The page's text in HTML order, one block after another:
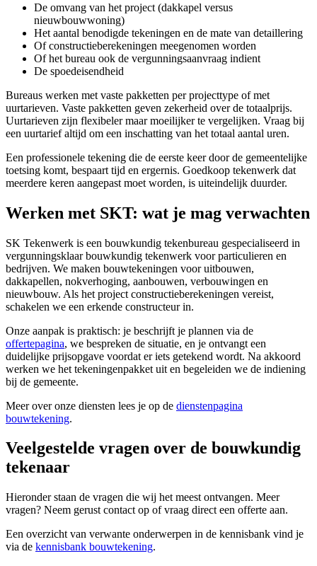
De omvang van het project (dakkapel versus
nieuwbouwwoning)
Het aantal benodigde tekeningen en de mate van detaillering
Of constructieberekeningen meegenomen worden
Of het bureau ook de vergunningsaanvraag indient
De spoedeisendheid
Bureaus werken met vaste pakketten per projecttype of met
uurtarieven. Vaste pakketten geven zekerheid over de totaalprijs.
Uurtarieven zijn flexibeler maar moeilijker te vergelijken. Vraag bij
een uurtarief altijd om een inschatting van het totaal aantal uren.
Een professionele tekening die de eerste keer door de gemeentelijke
toetsing komt, bespaart tijd en ergernis. Goedkoop tekenwerk dat
meerdere keren aangepast moet worden, is uiteindelijk duurder.
Werken met SKT: wat je mag verwachten
SK Tekenwerk is een bouwkundig tekenbureau gespecialiseerd in
vergunningsklaar bouwkundig tekenwerk voor particulieren en
bedrijven. We maken bouwtekeningen voor uitbouwen,
dakkapellen, nokverhoging, aanbouwen, verbouwingen en
nieuwbouw. Als het project constructieberekeningen vereist,
schakelen we een erkende constructeur in.
Onze aanpak is praktisch: je beschrijft je plannen via de
offertepagina, we bespreken de situatie, en je ontvangt een
duidelijke prijsopgave voordat er iets getekend wordt. Na akkoord
werken we het tekeningenpakket uit en begeleiden we de indiening
bij de gemeente.
Meer over onze diensten lees je op de dienstenpagina
bouwtekening.
Veelgestelde vragen over de bouwkundig
tekenaar
Hieronder staan de vragen die wij het meest ontvangen. Meer
vragen? Neem gerust contact op of vraag direct een offerte aan.
Een overzicht van verwante onderwerpen in de kennisbank vind je
via de kennisbank bouwtekening.